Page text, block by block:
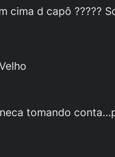
cima d capô ?????
tomando